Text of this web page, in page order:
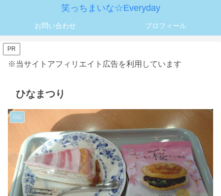
笑っちまいな☆Everyday
お問い合わせ プロフィール
PR
※当サイトアフィリエイト広告を利用しています
ひなまつり
日記